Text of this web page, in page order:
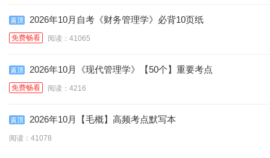
2026年10月自考《财务管理学》必背10页纸
免费畅看 阅读：41065
2026年10月《现代管理学》【50个】重要考点
免费畅看 阅读：4216
2026年10月【毛概】高频考点默写本
阅读：41078